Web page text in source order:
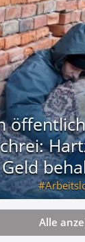
seine Hündin
behalten!
Alle